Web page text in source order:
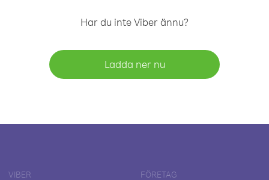
Har du inte Viber ännu?
Ladda ner nu
VIBER FÖRETAG